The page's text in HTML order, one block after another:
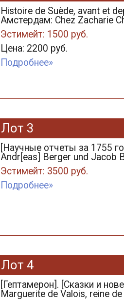
Histoire de Suède, avant et
Амстердам: Chez Zacharie
Эстимейт: 1500 руб.
Цена: 2200 руб.
Подробнее»
Лот 3
[Научные отчеты за 1755
Andr[eas] Berger und Jacob
Эстимейт: 3500 руб.
Подробнее»
Лот 4
[Гептамерон]. [Сказки и
Marguerite de Valois, reine